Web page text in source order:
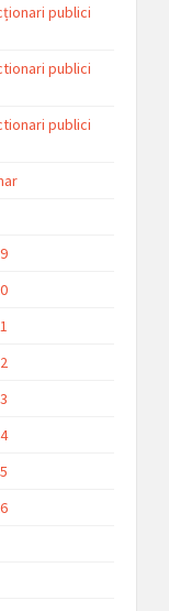
publici
publici
publici